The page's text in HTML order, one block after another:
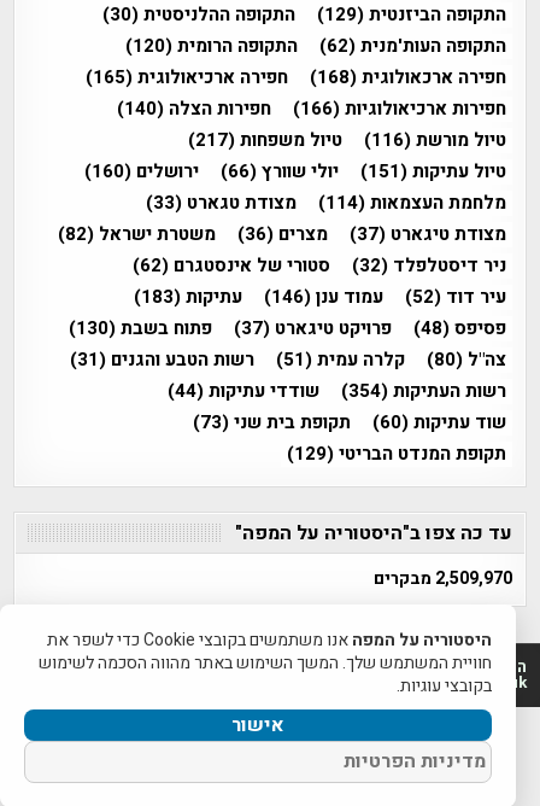
התקופה הביזנטית(129) התקופה ההלניסטית(30)
התקופה העות'מנית(62) התקופה הרומית(120)
חפירה ארכאולוגית(168) חפירה ארכיאולוגית(165)
חפירות ארכיאולוגיות(166) חפירות הצלה (140)
טיול מורשת(116) טיול משפחות(217)
טיול עתיקות(151) יולי שוורץ(66) ירושלים (160)
מלחמת העצמאות(114) מצודת טגארט (33)
מצודת טיגארט (37) מצרים (36) משטרת ישראל (82)
ניר דיסטלפלד (32) סטורי של אינסטגרם (62)
עיר דוד (52) עמוד ענן(146) עתיקות(183)
פסיפס(48) פרויקט טיגארט (37) פתוח בשבת(130)
צה"ל (80) קלרה עמית(51) רשות הטבע והגנים (31)
רשות העתיקות(354) שודדי עתיקות(44)
שוד עתיקות(60) תקופת בית שני(73)
תקופת המנדט הבריטי(129)
עד כה צפו ב"היסטוריה על המפה"
2,509,970 מבקרים
היסטוריה על המפה 2011-2026 | פרוייקט טיגארט 2012-2026|
www.mapah.co.il | www.tegart.uk
היסטוריה על המפה
אנו משתמשים בקובצי Cookie כדי לשפר את
חוויית המשתמש שלך. המשך השימוש באתר מהווה הסכמה לשימוש
בקובצי עוגיות.
אישור
מדיניות הפרטיות